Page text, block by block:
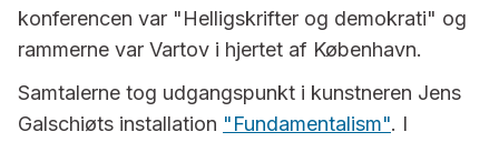
konferencen var "Helligskrifter og demokrati" og
rammerne var Vartov i hjertet af København.
Samtalerne tog udgangspunkt i kunstneren Jens
Galschiøts installation "Fundamentalism". I